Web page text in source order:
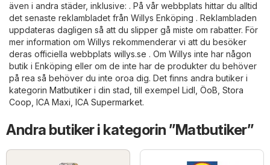
även i andra städer, inklusive: . På vår webbplats hittar du alltid
det senaste reklambladet från Willys Enköping . Reklambladen
uppdateras dagligen så att du slipper gå miste om rabatter. För
mer information om Willys rekommenderar vi att du besöker
deras officiella webbplats willys.se . Om Willys inte har någon
butik i Enköping eller om de inte har de produkter du behöver
på rea så behöver du inte oroa dig. Det finns andra butiker i
kategorin Matbutiker i din stad, till exempel Lidl ÖoB Stora
Coop ICA Maxi ICA Supermarket.
Andra butiker i kategorin ”Matbutiker”